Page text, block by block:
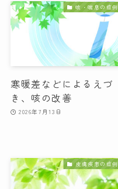
咳・喘息の症例
寒暖差などによるえづ
き、咳の改善
2026年7月13日
皮膚疾患の症例